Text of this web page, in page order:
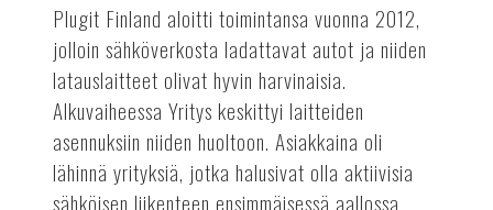
Plugit Finland aloitti toimintansa vuonna 2012,
jolloin sähköverkosta ladattavat autot ja niiden
latauslaitteet olivat hyvin harvinaisia.
Alkuvaiheessa Yritys keskittyi laitteiden
asennuksiin niiden huoltoon. Asiakkaina oli
lähinnä yrityksiä, jotka halusivat olla aktiivisia
sähköisen liikenteen ensimmäisessä aallossa.